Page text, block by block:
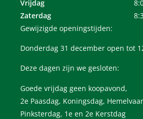
Vrijdag
Zaterdag
Gewijzigde openingstijden:
Donderdag 31 december open tot
Deze dagen zijn we gesloten:
Goede vrijdag geen koopavond,
2e Paasdag, Koningsdag,
Pinksterdag, 1e en 2e Kerstdag